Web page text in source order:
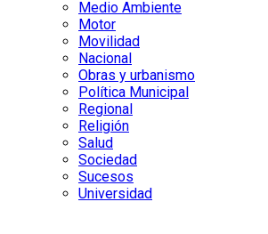
Medio Ambiente
Motor
Movilidad
Nacional
Obras y urbanismo
Política Municipal
Regional
Religión
Salud
Sociedad
Sucesos
Universidad